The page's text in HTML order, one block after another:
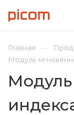
Главная
Модуль